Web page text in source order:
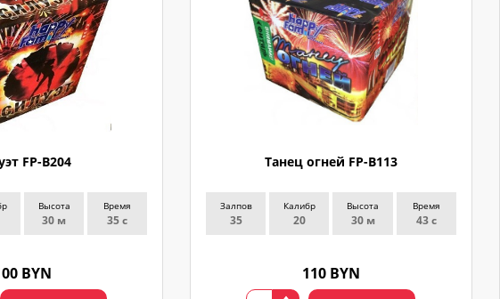
FP-B204
Высота
30 м
Время
35 с
BYN
Танец огней FP-B113
Залпов
35
Калибр
20
Высота
30 м
Время
43 с
110 BYN